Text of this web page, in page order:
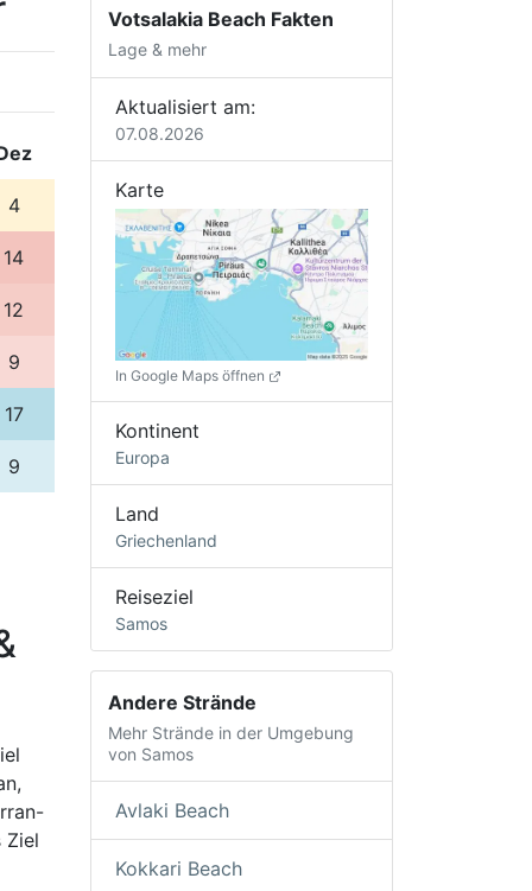
4
14
12
9
17
9
Ziel
Votsalakia Beach Fakten
Lage & mehr
Aktualisiert am:
07.08.2026
Karte
In Google Maps öffnen
Kontinent
Europa
Land
Griechenland
Reiseziel
Samos
Andere Strände
Mehr Strände in der Umgebung
von Samos
Avlaki Beach
Kokkari Beach